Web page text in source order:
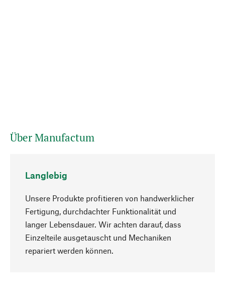
Über Manufactum
Langlebig
Unsere Produkte profitieren von handwerklicher
Fertigung, durchdachter Funktionalität und
langer Lebensdauer. Wir achten darauf, dass
Einzelteile ausgetauscht und Mechaniken
repariert werden können.